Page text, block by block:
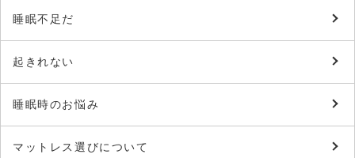
睡眠不足だ
起きれない
睡眠時のお悩み
マットレス選びについて